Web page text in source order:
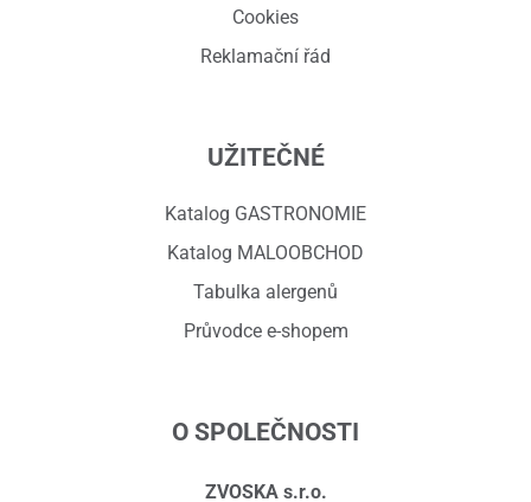
Cookies
Reklamační řád
UŽITEČNÉ
Katalog GASTRONOMIE
Katalog MALOOBCHOD
Tabulka alergenů
Průvodce e-shopem
O SPOLEČNOSTI
ZVOSKA s.r.o.